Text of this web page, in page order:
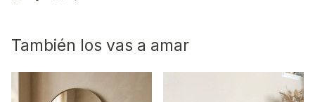
También los vas a amar